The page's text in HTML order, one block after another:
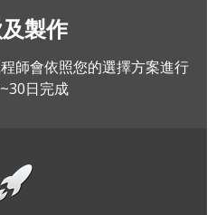
製作
師會依照您的選擇方案進行
日完成